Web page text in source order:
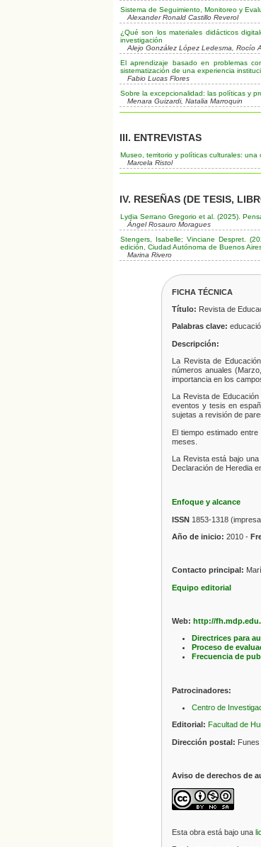
Sistema de Seguimiento, Monitoreo y
Alexander Ronald Castillo Reverol
¿Qué son los materiales didácticos
investigación
Alejo González López Ledesma, Rocío
El aprendizaje basado en problemas
sistematización de una experiencia
Fabio Lucas Flores
Sobre la excepcionalidad: las políticas y
Menara Guizardi, Natalia Marroquin
III. ENTREVISTAS
Museo, territorio y políticas culturales:
Marcela Ristol
IV. RESEÑAS (DE TESIS,
Lydia Serrano Gregorio et al. (2025).
Ángel Rosauro Moragues
Stengers, Isabelle; Vinciane Despret.
edición, Ciudad Autónoma de Buenos
Marina Rivero
FICHA TÉCNICA
Título: Revista de
Palabras clave:
Descripción:
La Revista de Educación
números anuales
importancia en los
La Revista de Educación
eventos y tesis en
sujetas a revisión de
El tiempo estimado
meses.
La Revistaestá bajo una
Declaración de Heredia
Enfoque y alcance
ISSN 1853-1318
Año de inicio: 2010 -
Contacto principal:
Equipo editorial
Web:http://
Directrices para
Proceso de
Frecuencia de
Patrocinadores:
Centro de
Editorial: Facultad de
Dirección postal: Funes
Aviso de derechos de
Esta obra está bajo una